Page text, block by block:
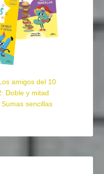
amigos del 10
Doble y mitad
sencillas